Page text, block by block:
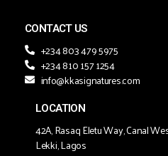
CONTACT US
+234 803 479 5975
+234 810 157 1254
info@kkasignatures.com
LOCATION
42A, Rasaq Eletu Way, Canal
Lekki, Lagos